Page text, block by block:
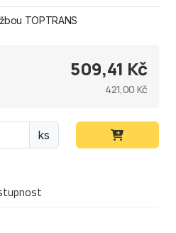
TOPTRANS
421,00 Kč
509,41 Kč
ks